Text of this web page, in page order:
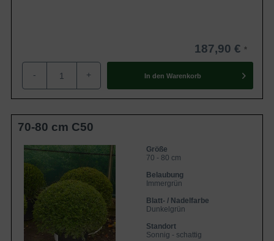
187,90 €
- + In den Warenkorb
70-80 cm C50
Größe
70 - 80 cm
Belaubung
Immergrün
Blatt- / Nadelfarbe
Dunkelgrün
Standort
Sonnig - schattig